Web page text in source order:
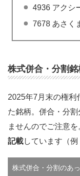
4936 アクシ
7678 あさく
株式併合・分割銘
2025年7月末の権利
た銘柄。併合・分
ませんのでご注意
記載しています（
株式併合・分割のあ